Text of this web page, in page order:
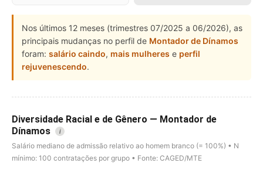
Nos últimos 12 meses (trimestres 07/2025 a 06/2026), as
principais mudanças no perfil de Montador de Dínamos
foram: salário caindo, mais mulheres e perfil
rejuvenescendo.
Diversidade Racial e de Gênero — Montador de
Dínamos
i
Salário mediano de admissão relativo ao homem branco (= 100%) • N
mínimo: 100 contratações por grupo • Fonte: CAGED/MTE